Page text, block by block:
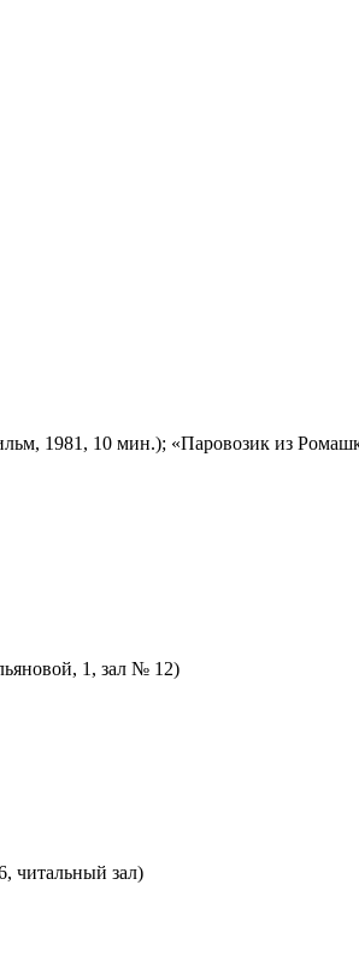
1981, 10 мин.); «Паровозик из
1, зал № 12)
читальный зал)